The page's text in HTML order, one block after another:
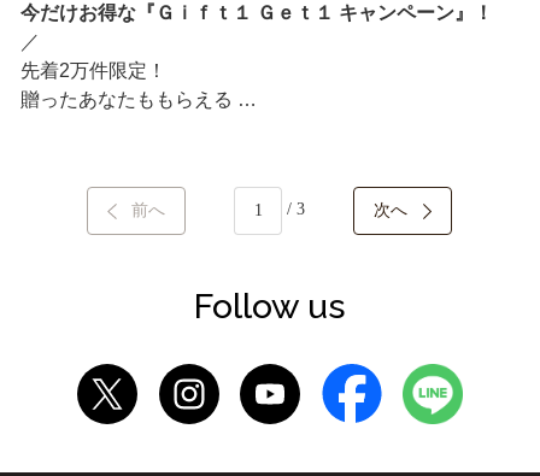
今だけお得な『Ｇｉｆｔ１ Ｇｅｔ１ キャンペーン』！
／ ​
先着2万件限定！​
贈ったあなたももらえる ​
LINEギフト限定！タリーズデジタルギフト3,000円分を贈
ると、自分も500円分のギフトチケットがもらえるキャン
前へ / 3 次へ
Follow us